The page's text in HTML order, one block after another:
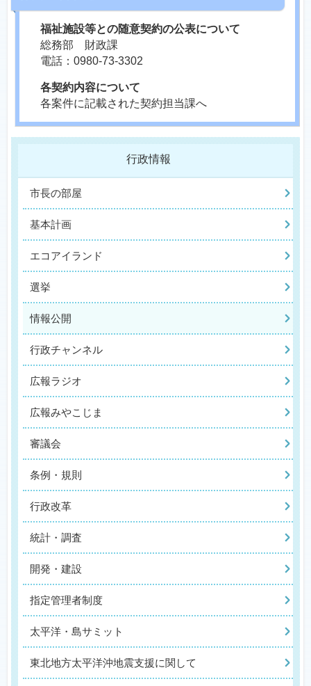
福祉施設等との随意契約の公表について
総務部 財政課
電話：0980-73-3302
各契約内容について
各案件に記載された契約担当課へ
行政情報
市長の部屋
基本計画
エコアイランド
選挙
情報公開
行政チャンネル
広報ラジオ
広報みやこじま
審議会
条例・規則
行政改革
統計・調査
開発・建設
指定管理者制度
太平洋・島サミット
東北地方太平洋沖地震支援に関して